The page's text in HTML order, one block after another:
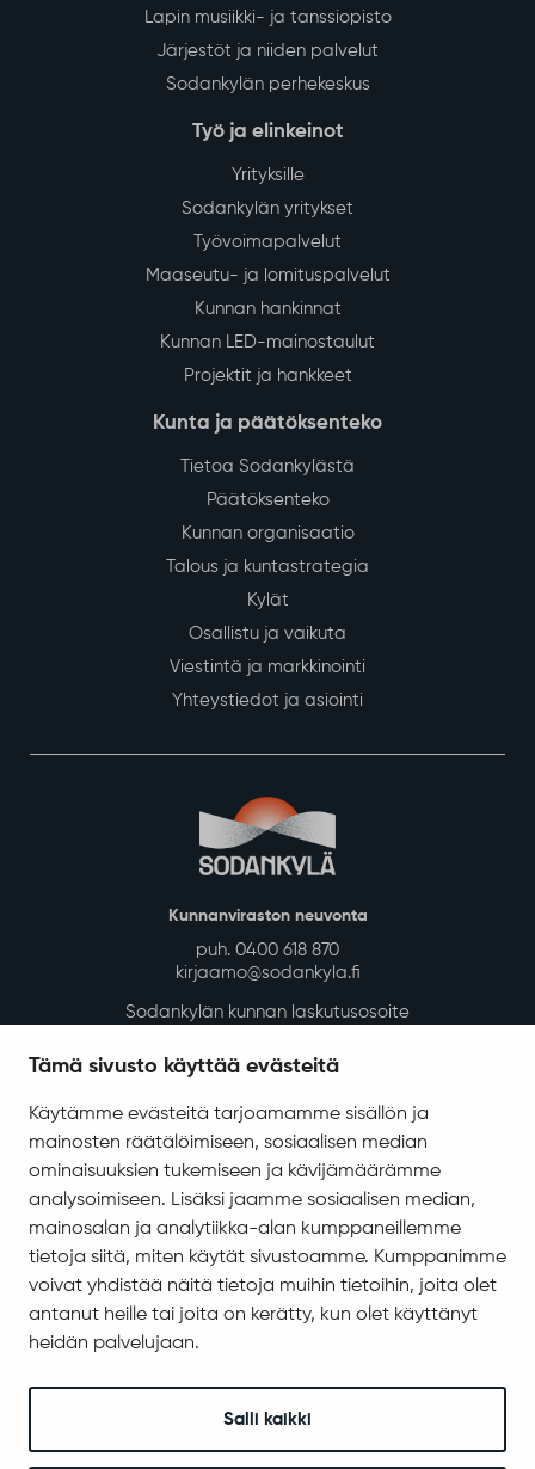
Tämä sivusto käyttää evästeitä
Käytämme evästeitä tarjoamamme sisällön ja
mainosten räätälöimiseen, sosiaalisen median
ominaisuuksien tukemiseen ja kävijämäärämme
analysoimiseen. Lisäksi jaamme sosiaalisen median,
mainosalan ja analytiikka-alan kumppaneillemme
tietoja siitä, miten käytät sivustoamme. Kumppanimme
voivat yhdistää näitä tietoja muihin tietoihin, joita olet
antanut heille tai joita on kerätty, kun olet käyttänyt
heidän palvelujaan.
Salli kaikki
Lapin musiikki- ja tanssiopisto
Järjestöt ja niiden palvelut
Sodankylän perhekeskus
Työ ja elinkeinot
Yrityksille
Sodankylän yritykset
Työvoimapalvelut
Maaseutu- ja lomituspalvelut
Kunnan hankinnat
Kunnan LED-mainostaulut
Projektit ja hankkeet
Kunta ja päätöksenteko
Tietoa Sodankylästä
Päätöksenteko
Kunnan organisaatio
Talous ja kuntastrategia
Kylät
Osallistu ja vaikuta
Viestintä ja markkinointi
Yhteystiedot ja asiointi
Kunnanviraston neuvonta
puh. 0400 618 870
kirjaamo@sodankyla.fi
Sodankylän kunnan laskutusosoite
Asiakirjajulkisuuskuvaus
Evästeiden hallinta
Yhteystiedot
Jäämerentie 1, 99601 Sodankylä
Kaikki yhteystiedot
Henkilökunnan intranet
Seuraa meitä